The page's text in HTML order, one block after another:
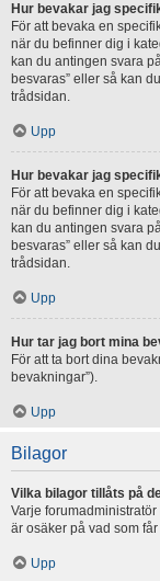
Hur bevakar jag
För att bevaka en
när du befinner dig i
kan du antingen svara
besvaras” eller så kan
trådsidan.
Upp
Hur bevakar jag
För att bevaka en
när du befinner dig i
kan du antingen svara
besvaras” eller så kan
trådsidan.
Upp
Hur tar jag bort mina
För att ta bort dina
bevakningar”).
Upp
Bilagor
Vilka bilagor tillåts på
Varje
är osäker på vad som
Upp